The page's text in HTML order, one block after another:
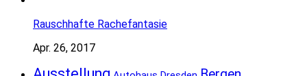
Rauschhafte Rachefantasie
Apr. 26, 2017